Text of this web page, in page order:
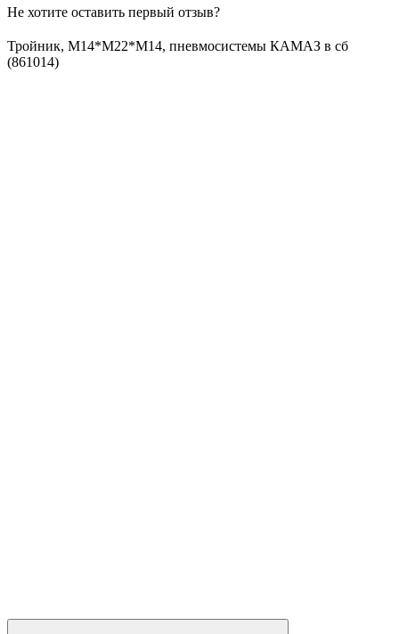
Не хотите оставить первый отзыв?
Тройник, М14*М22*М14, пневмосистемы КАМАЗ в сб
(861014)